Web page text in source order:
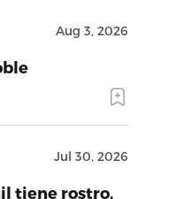
Aug 3, 2026
Jul 30, 2026
tiene rostro,